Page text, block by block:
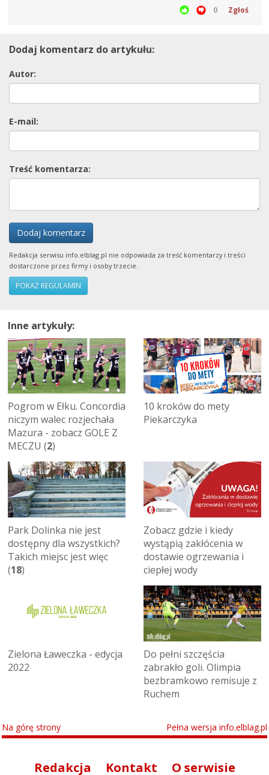
0 Zgłoś
Dodaj komentarz do artykułu:
Autor:
E-mail:
Treść komentarza:
Dodaj komentarz
Redakcja serwisu info.elblag.pl nie odpowiada za treść komentarzy i treści
dostarczone przez firmy i osoby trzecie.
POKAŻ REGULAMIN
Inne artykuły:
Pogrom w Ełku. Concordia
niczym walec rozjechała
Mazura - zobacz GOLE Z
MECZU (2)
10 kroków do mety
Piekarczyka
Park Dolinka nie jest
dostępny dla wszystkich?
Takich miejsc jest więc
(18)
Zobacz gdzie i kiedy
wystąpią zakłócenia w
dostawie ogrzewania i
ciepłej wody
Zielona Ławeczka - edycja
2022
Do pełni szczęścia
zabrakło goli. Olimpia
bezbramkowo remisuje z
Ruchem
Na górę strony Pełna wersja info.elblag.pl
Redakcja Kontakt O serwisie